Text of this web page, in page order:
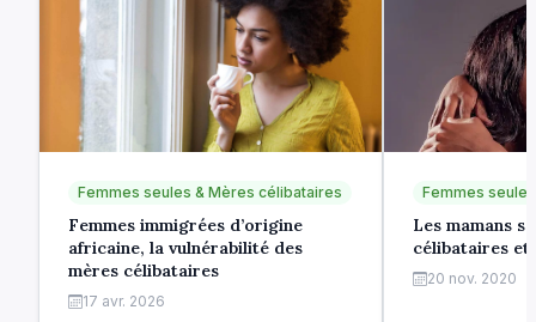
Femmes seules & Mères célibataires
Femmes immigrées d’origine
africaine, la vulnérabilité des
mères célibataires
17 avr. 2026
Femmes
Les mamans
célibataires
20 nov. 2020